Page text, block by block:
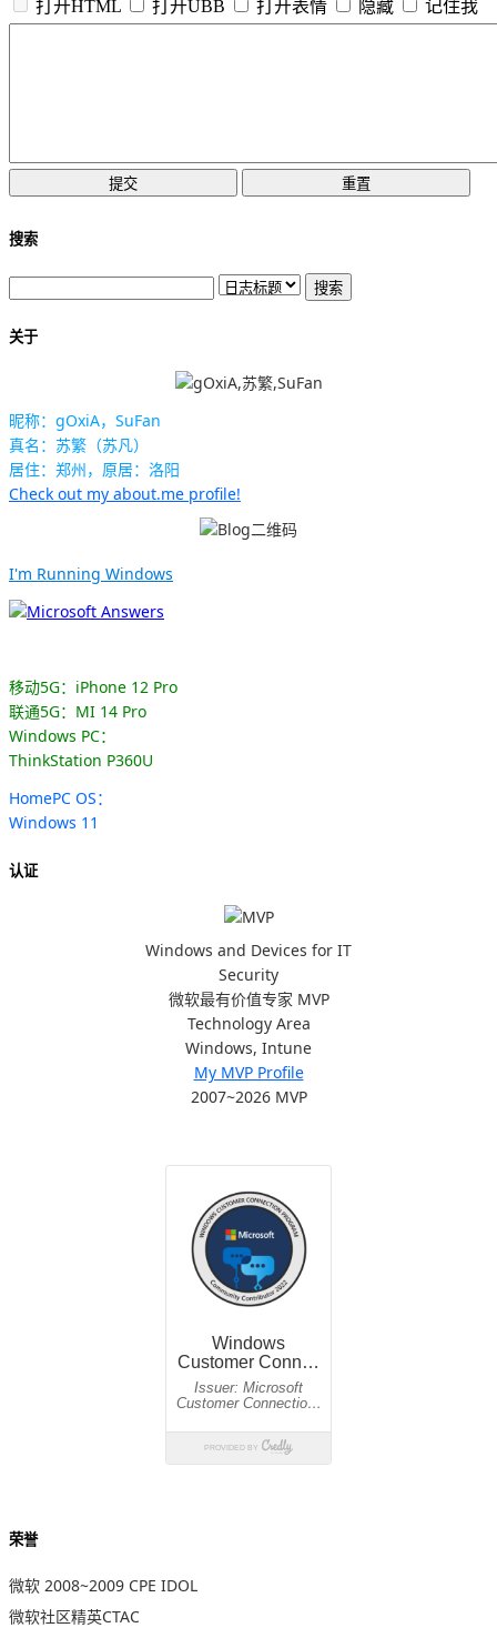
打开HTML 打开UBB 打开表情 隐藏 记住我
搜索
关于
昵称：gOxiA，SuFan
真名：苏繁（苏凡）
居住：郑州，原居：洛阳
Check out my about.me profile!
I'm Running Windows
移动5G：iPhone 12 Pro
联通5G：MI 14 Pro
Windows PC：
ThinkStation P360U
HomePC OS：
Windows 11
认证
Windows and Devices for IT
Security
微软最有价值专家 MVP
Technology Area
Windows, Intune
My MVP Profile
2007~2026 MVP
荣誉
微软 2008~2009 CPE IDOL
微软社区精英CTAC